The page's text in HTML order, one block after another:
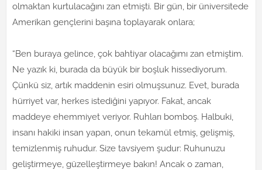
olmaktan kurtulacağını zan etmişti. Bir gün, bir üniversitede
Amerikan gençlerini başına toplayarak onlara;
“Ben buraya gelince, çok bahtiyar olacağımı zan etmiştim.
Ne yazık ki, burada da büyük bir boşluk hissediyorum.
Çünkü siz, artık maddenin esiri olmuşsunuz. Evet, burada
hürriyet var, herkes istediğini yapıyor. Fakat, ancak
maddeye ehemmiyet veriyor. Ruhları bomboş. Halbuki,
insanı hakiki insan yapan, onun tekamül etmiş, gelişmiş,
temizlenmiş ruhudur. Size tavsiyem şudur: Ruhunuzu
geliştirmeye, güzelleştirmeye bakın! Ancak o zaman,